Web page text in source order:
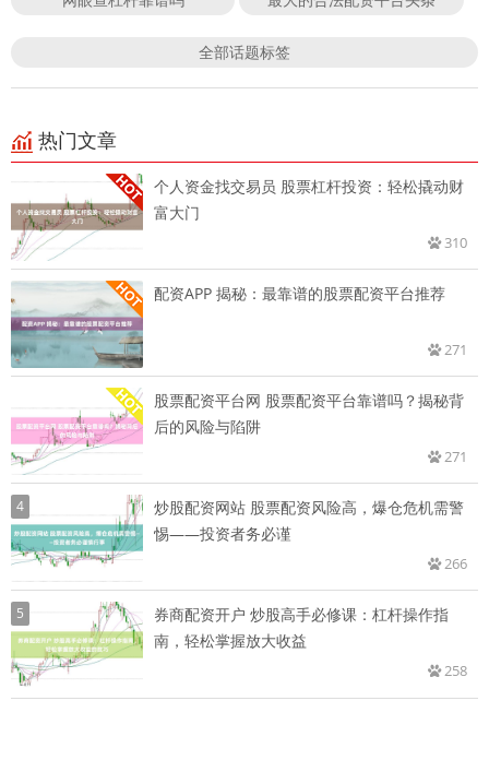
全部话题标签
热门文章
个人资金找交易员 股票杠杆投资：轻松撬动财
富大门
310
配资APP 揭秘：最靠谱的股票配资平台推荐
271
股票配资平台网 股票配资平台靠谱吗？揭秘背
后的风险与陷阱
271
4
炒股配资网站 股票配资风险高，爆仓危机需警
惕——投资者务必谨
266
5
券商配资开户 炒股高手必修课：杠杆操作指
南，轻松掌握放大收益
258